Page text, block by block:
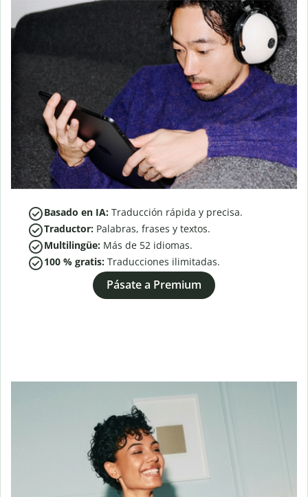
Basado en IA: Traducción rápida y precisa.
Traductor: Palabras, frases y textos.
Multilingüe: Más de 52 idiomas.
100 % gratis: Traducciones ilimitadas.
Pásate a Premium